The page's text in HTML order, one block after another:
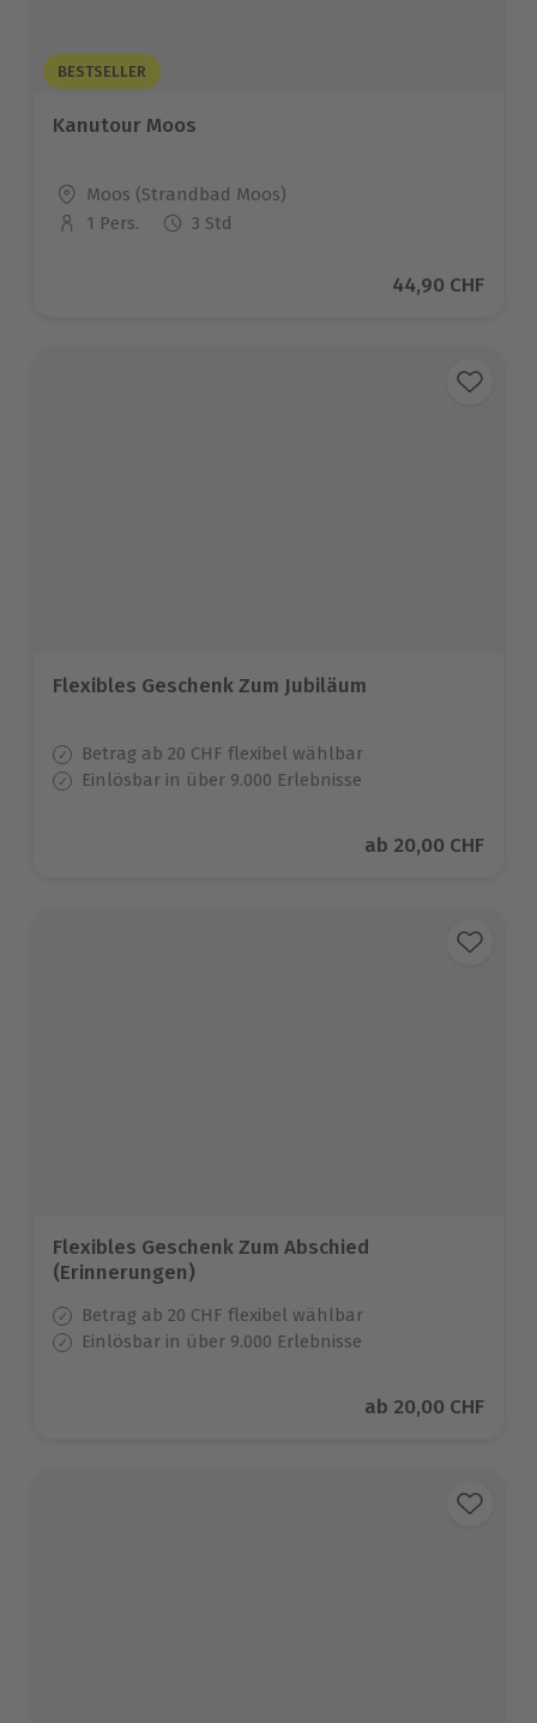
BESTSELLER
Kanutour Moos
Standort
Moos (Strandbad Moos)
Anzahl der Teilnehmer
1 Pers. 3 Std
Aktueller Preis
44,90 CHF
Flexibles Geschenk Zum Jubiläum
Betrag ab 20 CHF flexibel wählbar
Einlösbar in über 9.000 Erlebnisse
Aktueller Preis
ab 20,00 CHF
Flexibles Geschenk Zum Abschied
(Erinnerungen)
Betrag ab 20 CHF flexibel wählbar
Einlösbar in über 9.000 Erlebnisse
Aktueller Preis
ab 20,00 CHF